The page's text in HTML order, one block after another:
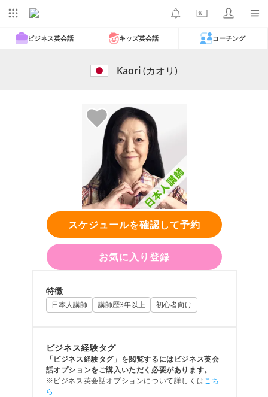
ビジネス英会話 キッズ英会話 コーチング
Kaori(カオリ)
スケジュールを確認して予約
お気に入り登録
特徴
日本人講師 講師歴3年以上 初心者向け
ビジネス経験タグ
「ビジネス経験タグ」を閲覧するにはビジネス英会
話オプションをご購入いただく必要があります。
※ビジネス英会話オプションについて詳しくはこち
ら